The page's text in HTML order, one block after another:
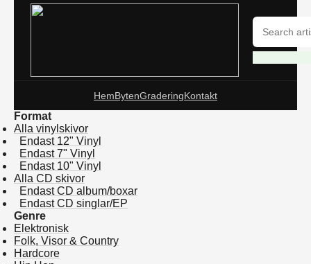
HemBytenGraderingKontakt
Format
Alla vinylskivor
Endast 12" Vinyl
Endast 7" Vinyl
Endast 10" Vinyl
Alla CD skivor
Endast CD album/boxar
Endast CD singlar/EP
Genre
Elektronisk
Folk, Visor & Country
Hardcore